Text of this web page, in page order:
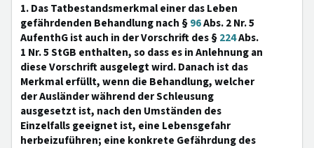
1. Das Tatbestandsmerkmal einer das Leben
gefährdenden Behandlung nach §96Abs. 2 Nr. 5
AufenthG ist auch in der Vorschrift des §224Abs.
1 Nr. 5 StGB enthalten, so dass es in Anlehnung an
diese Vorschrift ausgelegt wird. Danach ist das
Merkmal erfüllt, wenn die Behandlung, welcher
der Ausländer während der Schleusung
ausgesetzt ist, nach den Umständen des
Einzelfalls geeignet ist, eine Lebensgefahr
herbeizuführen; eine konkrete Gefährdung des